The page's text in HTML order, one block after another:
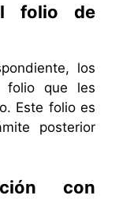
folio de
los
folio que les
Este folio es
posterior
con